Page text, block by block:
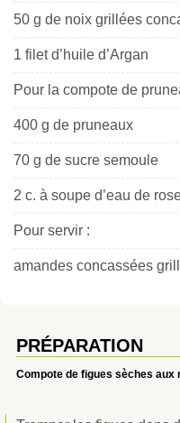
50 g de noix grillées
1 filet d’huile d’Argan
Pour la compote de
400 g de pruneaux
70 g de sucre semoule
2 c. à soupe d’eau de
Pour servir :
amandes concassées
PRÉPARATION
Compote de figues sèches aux